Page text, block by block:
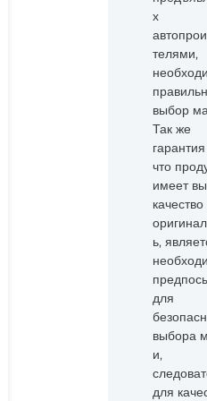
х
телями,
выбор
Так же
что
имеет
качество
ь,
для
выбора
и,
для